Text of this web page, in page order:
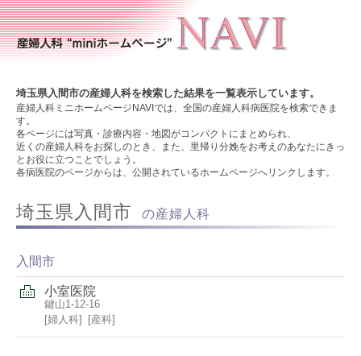
埼玉県入間市の産婦人科を検索した結果を一覧表示しています。
産婦人科ミニホームページNAVIでは、全国の産婦人科病医院を検索できま
す。
各ページには写真・診療内容・地図がコンパクトにまとめられ、
近くの産婦人科をお探しのとき、また、里帰り分娩をお考えのあなたにきっ
とお役に立つことでしょう。
各病医院のページからは、公開されているホームページへリンクします。
埼玉県入間市 の産婦人科
入間市
小室医院
鍵山1-12-16
婦人科
産科